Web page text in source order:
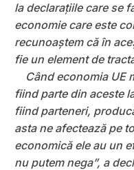
la declarațiile care se
economie care este
recunoaștem că în
fie un element de
Când economia UE
fiind parte din aceste
fiind parteneri,
asta ne afectează pe
economică ele au un
nu putem nega”, a